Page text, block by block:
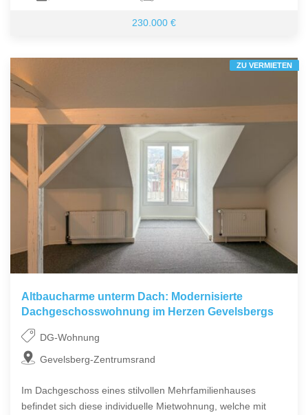
230.000 €
Altbaucharme unterm Dach: Modernisierte
Dachgeschosswohnung im Herzen Gevelsbergs
DG-Wohnung
Gevelsberg-Zentrumsrand
Im Dachgeschoss eines stilvollen Mehrfamilienhauses
befindet sich diese individuelle Mietwohnung, welche mit
ZU VERMIETEN